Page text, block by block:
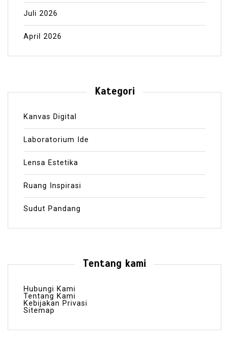
Juli 2026
April 2026
Kategori
Kanvas Digital
Laboratorium Ide
Lensa Estetika
Ruang Inspirasi
Sudut Pandang
Tentang kami
Hubungi Kami
Tentang Kami
Kebijakan Privasi
Sitemap